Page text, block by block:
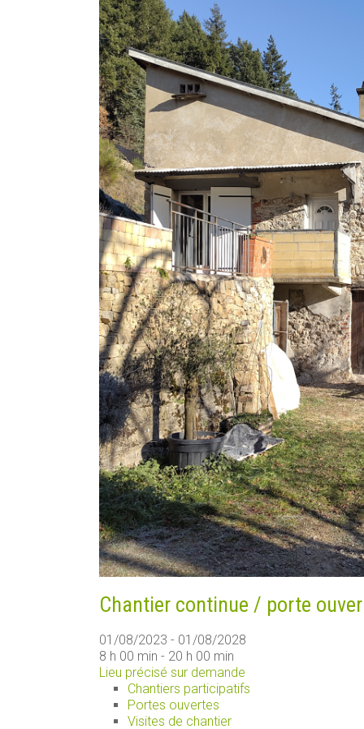
Chantier continue / porte
01/08/2023 - 01/08/2028
8 h 00 min - 20 h 00 min
Lieu précisé sur demande
Chantiers participatifs
Portes ouvertes
Visites de chantier